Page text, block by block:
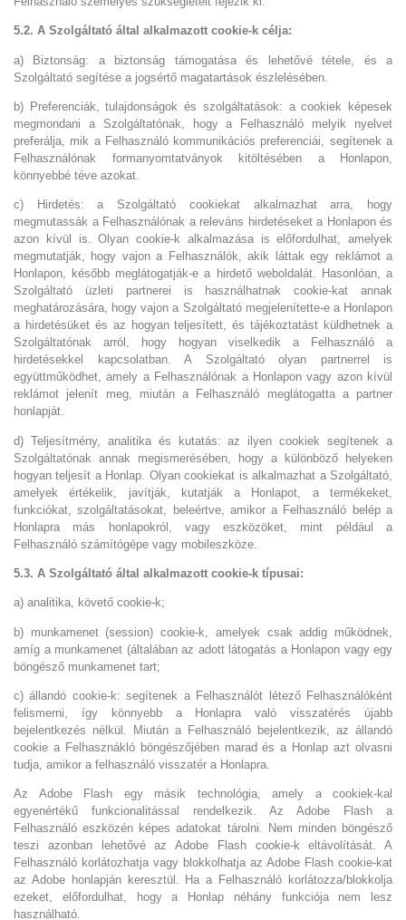
5.2. A Szolgáltató által alkalmazott cookie-k célja:
a) Biztonság: a biztonság támogatása és lehetővé tétele, és a
Szolgáltató segítése a jogsértő magatartások észlelésében.
b) Preferenciák, tulajdonságok és szolgáltatások: a cookiek képesek
megmondani a Szolgáltatónak, hogy a Felhasználó melyik nyelvet
preferálja, mik a Felhasználó kommunikációs preferenciái, segítenek a
Felhasználónak formanyomtatványok kitöltésében a Honlapon,
könnyebbé téve azokat.
c) Hirdetés: a Szolgáltató cookiekat alkalmazhat arra, hogy
megmutassák a Felhasználónak a releváns hirdetéseket a Honlapon és
azon kívül is. Olyan cookie-k alkalmazása is előfordulhat, amelyek
megmutatják, hogy vajon a Felhasználók, akik láttak egy reklámot a
Honlapon, később meglátogatják-e a hirdető weboldalát. Hasonlóan, a
Szolgáltató üzleti partnerei is használhatnak cookie-kat annak
meghatározására, hogy vajon a Szolgáltató megjelenítette-e a Honlapon
a hirdetésüket és az hogyan teljesített, és tájékoztatást küldhetnek a
Szolgáltatónak arról, hogy hogyan viselkedik a Felhasználó a
hirdetésekkel kapcsolatban. A Szolgáltató olyan partnerrel is
együttműködhet, amely a Felhasználónak a Honlapon vagy azon kívül
reklámot jelenít meg, miután a Felhasználó meglátogatta a partner
honlapját.
d) Teljesítmény, analitika és kutatás: az ilyen cookiek segítenek a
Szolgáltatónak annak megismerésében, hogy a különböző helyeken
hogyan teljesít a Honlap. Olyan cookiekat is alkalmazhat a Szolgáltató,
amelyek értékelik, javítják, kutatják a Honlapot, a termékeket,
funkciókat, szolgáltatásokat, beleértve, amikor a Felhasználó belép a
Honlapra más honlapokról, vagy eszközöket, mint például a
Felhasználó számítógépe vagy mobileszköze.
5.3. A Szolgáltató által alkalmazott cookie-k típusai:
a) analitika, követő cookie-k;
b) munkamenet (session) cookie-k, amelyek csak addig működnek,
amíg a munkamenet (általában az adott látogatás a Honlapon vagy egy
böngésző munkamenet tart;
c) állandó cookie-k: segítenek a Felhasználót létező Felhasználóként
felismerni, így könnyebb a Honlapra való visszatérés újabb
bejelentkezés nélkül. Miután a Felhasználó bejelentkezik, az állandó
cookie a Felhasznákló böngészőjében marad és a Honlap azt olvasni
tudja, amikor a felhasználó visszatér a Honlapra.
Az Adobe Flash egy másik technológia, amely a cookiek-kal
egyenértékű funkcionalitással rendelkezik. Az Adobe Flash a
Felhasználó eszközén képes adatokat tárolni. Nem minden böngésző
teszi azonban lehetővé az Adobe Flash cookie-k eltávolítását. A
Felhasználó korlátozhatja vagy blokkolhatja az Adobe Flash cookie-kat
az Adobe honlapján keresztül. Ha a Felhasználó korlátozza/blokkolja
ezeket, előfordulhat, hogy a Honlap néhány funkciója nem lesz
használható.